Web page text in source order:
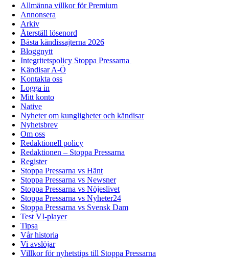
Allmänna villkor för Premium
Annonsera
Arkiv
Återställ lösenord
Bästa kändissajterna 2026
Bloggnytt
Integritetspolicy Stoppa Pressarna
Kändisar A-Ö
Kontakta oss
Logga in
Mitt konto
Native
Nyheter om kungligheter och kändisar
Nyhetsbrev
Om oss
Redaktionell policy
Redaktionen – Stoppa Pressarna
Register
Stoppa Pressarna vs Hänt
Stoppa Pressarna vs Newsner
Stoppa Pressarna vs Nöjeslivet
Stoppa Pressarna vs Nyheter24
Stoppa Pressarna vs Svensk Dam
Test VI-player
Tipsa
Vår historia
Vi avslöjar
Villkor för nyhetstips till Stoppa Pressarna